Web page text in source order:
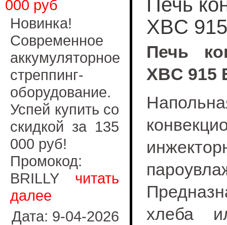
000 руб
Новинка!
Современное
аккумуляторное
стреппинг-
оборудование.
Успей купить со
скидкой за 135
000 руб!
Промокод:
BRILLY читать
далее
Дата: 9-04-2026
Печь
XBC
Печь
XBC 915
хлеба